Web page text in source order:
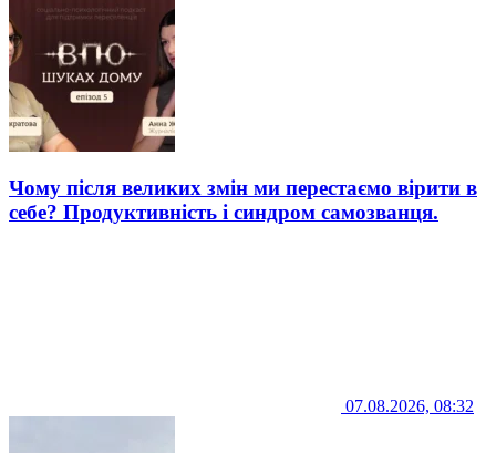
Чому після великих змін ми перестаємо вірити в
себе? Продуктивність і синдром самозванця.
07.08.2026, 08:32